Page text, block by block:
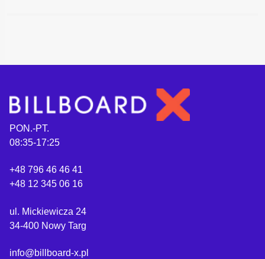
PON.-PT.
08:35-17:25
+48 796 46 46 41
+48 12 345 06 16
ul. Mickiewicza 24
34-400 Nowy Targ
info@billboard-x.pl